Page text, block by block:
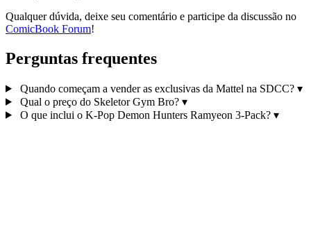
Qualquer dúvida, deixe seu comentário e participe da discussão no
ComicBook Forum!
Perguntas frequentes
Quando começam a vender as exclusivas da Mattel na SDCC? ▾
Qual o preço do Skeletor Gym Bro? ▾
O que inclui o K‑Pop Demon Hunters Ramyeon 3‑Pack? ▾